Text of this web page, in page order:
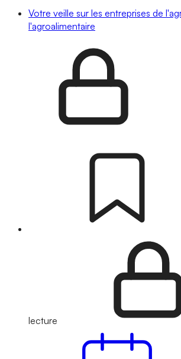
Votre veille sur les entreprises de
l'agroalimentaire
lecture